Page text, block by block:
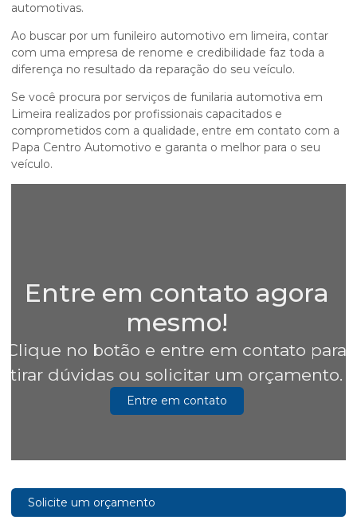
automotivas.
Ao buscar por um funileiro automotivo em limeira, contar
com uma empresa de renome e credibilidade faz toda a
diferença no resultado da reparação do seu veículo.
Se você procura por serviços de funilaria automotiva em
Limeira realizados por profissionais capacitados e
comprometidos com a qualidade, entre em contato com a
Papa Centro Automotivo e garanta o melhor para o seu
veículo.
Entre em contato agora
mesmo!
Clique no botão e entre em contato para
tirar dúvidas ou solicitar um orçamento.
Entre em contato
Solicite um orçamento